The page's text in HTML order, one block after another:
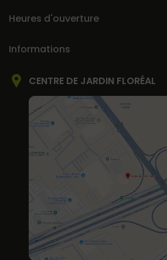
Heures d'ouverture
Informations
CENTRE DE JARDIN FLORÉAL